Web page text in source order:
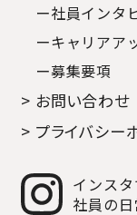
ー社員インタ
ーキャリアア
ー募集要項
> お問い合わせ
> プライバシー
インス
社員の日